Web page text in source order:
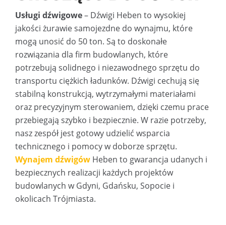
Usługi dźwigowe– Dźwigi Heben to wysokiej
jakości żurawie samojezdne do wynajmu, które
mogą unosić do 50 ton. Są to doskonałe
rozwiązania dla firm budowlanych, które
potrzebują solidnego i niezawodnego sprzętu do
transportu ciężkich ładunków. Dźwigi cechują się
stabilną konstrukcją, wytrzymałymi materiałami
oraz precyzyjnym sterowaniem, dzięki czemu prace
przebiegają szybko i bezpiecznie. W razie potrzeby,
nasz zespół jest gotowy udzielić wsparcia
technicznego i pomocy w doborze sprzętu.
Wynajem dźwigów Heben to gwarancja udanych i
bezpiecznych realizacji każdych projektów
budowlanych w Gdyni, Gdańsku, Sopocie i
okolicach Trójmiasta.